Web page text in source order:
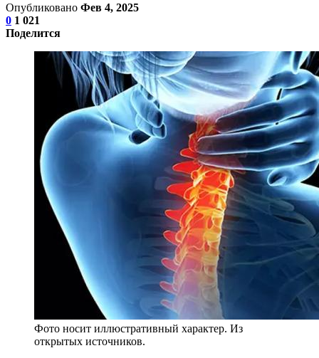
Опубликовано Фев 4, 2025
0 1 021
Поделится
Фото носит иллюстративный характер. Из
открытых источников.